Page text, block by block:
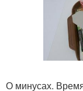
О минусах.